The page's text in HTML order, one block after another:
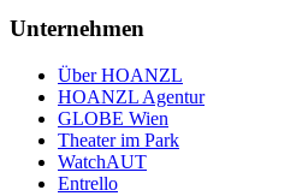
Unternehmen
Über HOANZL
HOANZL Agentur
GLOBE Wien
Theater im Park
WatchAUT
Entrello